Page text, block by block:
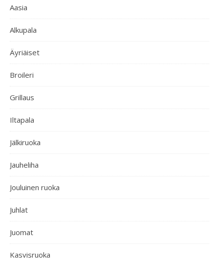
Aasia
Alkupala
Äyriäiset
Broileri
Grillaus
Iltapala
Jälkiruoka
Jauheliha
Jouluinen ruoka
Juhlat
Juomat
Kasvisruoka